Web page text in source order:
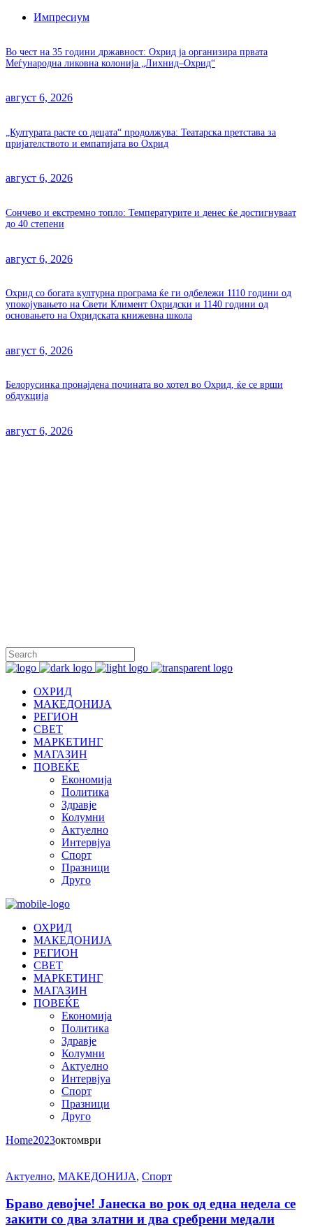
Импресиум
Во чест на 35 години државност: Охрид ја организира првата
Меѓународна ликовна колонија „Лихнид–Охрид“
август 6, 2026
„Културата расте со децата“ продолжува: Театарска претстава за
пријателството и емпатијата во Охрид
август 6, 2026
Сончево и екстремно топло: Температурите и денес ќе достигнуваат
до 40 степени
август 6, 2026
Охрид со богата културна програма ќе ги одбележи 1110 години од
упокојувањето на Свети Климент Охридски и 1140 години од
основањето на Охридската книжевна школа
август 6, 2026
Белорусинка пронајдена почината во хотел во Охрид, ќе се врши
обдукција
август 6, 2026
ОХРИД
МАКЕДОНИЈА
РЕГИОН
СВЕТ
МАРКЕТИНГ
МАГАЗИН
ПОВЕЌЕ
Економија
Политика
Здравје
Колумни
Актуелно
Интервјуа
Спорт
Празници
Друго
ОХРИД
МАКЕДОНИЈА
РЕГИОН
СВЕТ
МАРКЕТИНГ
МАГАЗИН
ПОВЕЌЕ
Економија
Политика
Здравје
Колумни
Актуелно
Интервјуа
Спорт
Празници
Друго
Home2023октомври
Актуелно, МАКЕДОНИЈА, Спорт
Браво девојче! Јанеска во рок од една недела се
закити со два златни и два сребрени медали